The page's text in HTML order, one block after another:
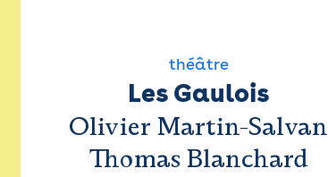
théâtre
Les Gaulois
Olivier Martin-Salvan
Thomas Blanchard